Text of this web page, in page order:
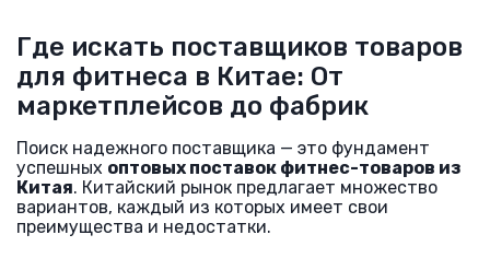
Где искать поставщиков товаров
для фитнеса в Китае: От
маркетплейсов до фабрик
Поиск надежного поставщика — это фундамент
успешных оптовых поставок фитнес-товаров из
Китая. Китайский рынок предлагает множество
вариантов, каждый из которых имеет свои
преимущества и недостатки.